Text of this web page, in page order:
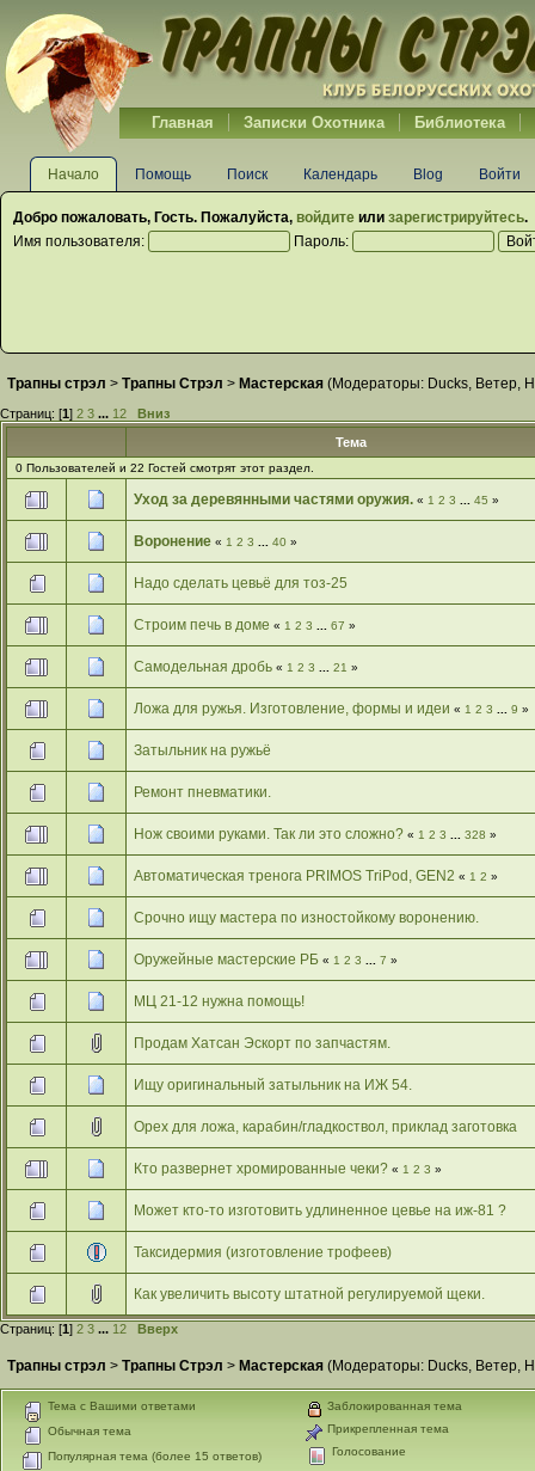
Главная Записки Охотника Библиотека
Начало Помощь Поиск Календарь Blog Войти
Добро пожаловать, Гость. Пожалуйста, войдите или зарегистрируйтесь.
Имя пользователя:
Пароль:
Трапны стрэл > Трапны Стрэл > Мастерская (Модераторы: Ducks, Ветер,
Страниц: [1] 2 3 ... 12
Вниз
Тема
0 Пользователей и 22 Гостей смотрят этот раздел.
Уход за деревянными частями оружия. « 1 2 3 45 »
Воронение « 1 2 3 40 »
Надо сделать цевьё для тоз-25
Строим печь в доме « 1 2 3 67 »
Самодельная дробь « 1 2 3 21 »
Ложа для ружья. Изготовление, формы и идеи « 1 2 3 9 »
Затыльник на ружьё
Ремонт пневматики.
Нож своими руками. Так ли это сложно? « 1 2 3 328 »
Автоматическая тренога PRIMOS TriPod, GEN2 « 1 2 »
Срочно ищу мастера по изностойкому воронению.
Оружейные мастерские РБ « 1 2 3 7 »
МЦ 21-12 нужна помощь!
Продам Хатсан Эскорт по запчастям.
Ищу оригинальный затыльник на ИЖ 54.
Орех для ложа, карабин/гладкоствол, приклад заготовка
Кто развернет хромированные чеки? « 1 2 3 »
Может кто-то изготовить удлиненное цевье на иж-81 ?
Таксидермия (изготовление трофеев)
Как увеличить высоту штатной регулируемой щеки.
Страниц: [1] 2 3 ... 12 Вверх
Трапны стрэл > Трапны Стрэл > Мастерская (Модераторы: Ducks, Ветер,
Тема с Вашими ответами
Обычная тема
Популярная тема (более 15 ответов)
Заблокированная тема
Прикрепленная тема
Голосование